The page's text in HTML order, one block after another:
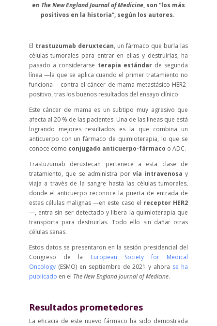
en The New England Journal of Medicine, son “los más
positivos en la historia”, según los autores.
El trastuzumab deruxtecan, un fármaco que burla las
células tumorales para entrar en ellas y destruirlas, ha
pasado a considerarse terapia estándarde segunda
línea —la que se aplica cuando el primer tratamiento no
funciona— contra el cáncer de mama metastásico HER2-
positivo, tras los buenos resultados del ensayo clínico.
Este cáncer de mama es un subtipo muy agresivo que
afecta al 20 % de las pacientes. Una de las líneas que está
logrando mejores resultados es la que combina un
anticuerpo con un fármaco de quimioterapia, lo que se
conoce como conjugado anticuerpo-fármaco o ADC.
Trastuzumab deruxtecan pertenece a esta clase de
tratamiento, que se administra porvía intravenosa y
viaja a través de la sangre hasta las células tumorales,
donde el anticuerpo reconoce la puerta de entrada de
estas células malignas —en este caso el receptor HER2
—, entra sin ser detectado y libera la quimioterapia que
transporta para destruirlas. Todo ello sin dañar otras
células sanas.
Estos datos se presentaron en la sesión presidencial del
Congreso de la European Society for Medical
Oncology(ESMO) en septiembre de 2021 y ahora se ha
publicado en el The New England Journal of Medicine.
Resultados prometedores
La eficacia de este nuevo fármaco ha sido demostrada